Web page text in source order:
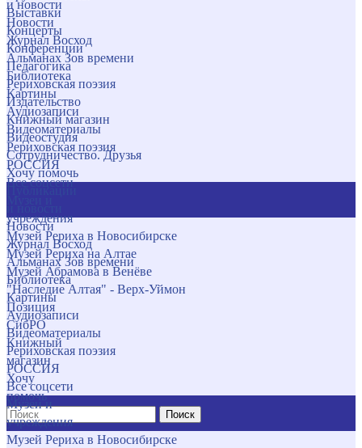
и новости
Новости
Журнал Восход
Альманах Зов времени
Библиотека
Картины
Аудиозаписи
Видеоматериалы
Рериховская поэзия
РОССИЯ
Все соцсети
учреждения
Музей Рериха в Новосибирске
Музей Рериха на Алтае
Музей Абрамова в Венёве
"Наследие Алтая" - Верх-Уймон
Позиция
СибРО
Книжный
магазин
Хочу
помочь
Поиск
Выставки
Концерты
Конференции
Педагогика
Рериховская поэзия
Издательство
Книжный магазин
Видеостудия
Сотрудничество. Друзья
Хочу помочь
Новости
Журнал Восход
Альманах Зов времени
Библиотека
Картины
Аудиозаписи
Видеоматериалы
Рериховская поэзия
РОССИЯ
Все соцсети
Музеи и
учреждения
Музей Рериха в Новосибирске